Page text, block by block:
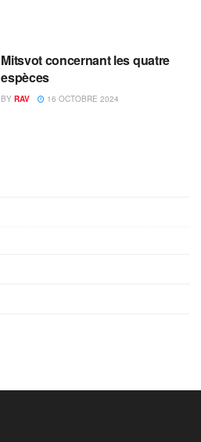
Mitsvot concernant les quatre
espèces
BY RAV 16 OCTOBRE 2024